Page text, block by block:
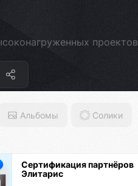
проектов
Альбомы Солики
Сертификация партнёров
Элитарис